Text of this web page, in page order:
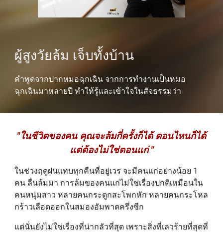
ผู้สูงวัยล้ม เจ็บทั้งบ้าน
คำพูดจากปากหมอฉุกเฉิน จากการทำงานเป็นหมอ
ฉุกเฉินมาหลายปี ทำให้รู้และเข้าใจในสัจธรรมว่า
"ในชีวิตของคน คุณจะล้มกี่ครั้งก็ได้ ตอนไหนก็ได้
แต่ต้องไม่ใช่ตอนแก่ "
ในช่วงฤดูฝนแทบทุกคืนที่อยู่เวร จะมีคนแก่อย่างน้อย 1
คน ลื่นล้มมา การล้มของคนแก่ไม่ใช่เรื่องปกติเหมือนใน
คนหนุ่มสาว หลายคนกระดูกสะโพกหัก หลายคนกระโหล
กร้าวเลือดออกในสมองอัมพาตครึ่งซีก
แต่นั่นยังไม่ใช่เรื่องที่น่ากลัวที่สุด เพราะสิ่งที่เลวร้ายที่สุดที่